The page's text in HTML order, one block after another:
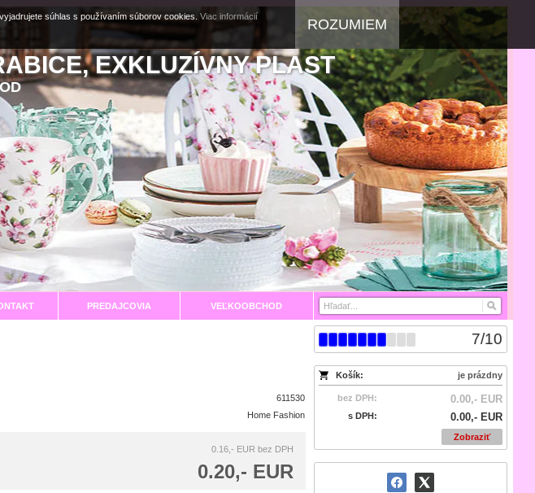
EXKLUZÍVNY PLAST
PREDAJCOVIA VEĽKOOBCHOD
7/10
Košík: je prázdny
bez DPH: 0.00,- EUR
s DPH: 0.00,- EUR
Zobraziť
611530
Home Fashion
0.16,- EUR bez DPH
0.20,- EUR
súhlas s používaním súborov cookies. Viac informácií
ROZUMIEM